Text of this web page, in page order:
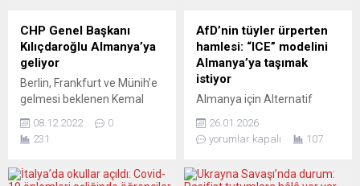
DEUTSCHLANDFUNK
(Almanya) KREMLİN’İN
PROPAGANDA
DEĞİRMENİNE SU TAŞIMAK
Deutschlandfunk bunun
hedefe ulaştıracağını
düşünmüyor:...
CONTREPOINTS (Fransa)
YENİ BÖLÜNME HALK VE...
CHP Genel Başkanı
Kılıçdaroğlu Almanya’ya
geliyor
Berlin, Frankfurt ve Münih’e
gelmesi beklenen Kemal
kuruluşları ve akademik
çevrelerle görüşmeler
Genel Başkanı Kemal
08.12.2022
0
231
AfD’nin tüyler ürperten
hamlesi: “ICE” modelini
Almanya’ya taşımak
istiyor
Almanya için Alternatif
yoklamalarına göre ülke
genelinde birinci parti
durumda. Bugün seçim
26.01.2026
yorumlar kapalı
107